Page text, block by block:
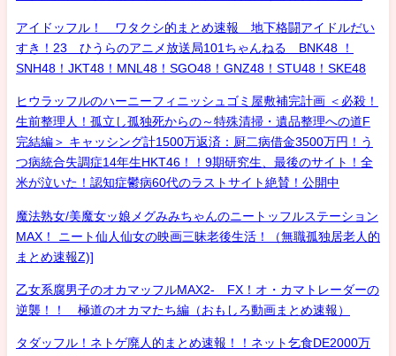
アイドッフル！ ワタクシ的まとめ速報 地下格闘アイドルだい
すき！23 ひうらのアニメ放送局101ちゃんねる BNK48 ！
SNH48！JKT48！MNL48！SGO48！GNZ48！STU48！SKE48
ヒウラッフルのハーニーフィニッシュゴミ屋敷補完計画 ＜必殺！
生前整理人！孤立し孤独死からの～特殊清掃・遺品整理への道F
完結編＞ キャッシング計1500万返済：厨二病借金3500万円！う
つ病統合失調症14年生HKT46！！9期研究生、最後のサイト！全
米が泣いた！認知症鬱病60代のラストサイト絶賛！公開中
魔法熟女/美魔女ッ娘メグみみちゃんのニートッフルステーション
MAX！ ニート仙人仙女の映画三昧老後生活！（無職孤独居老人的
まとめ速報Z)]
乙女系腐男子のオカマッフルMAX2- FX！オ・カマトレーダーの
逆襲！！ 極道のオカマたち編（おもしろ動画まとめ速報）
タダッフル！ネトゲ廃人的まとめ速報！！ネット乞食DE2000万